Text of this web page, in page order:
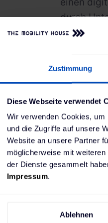
Zustimmung
Diese Webseite verwendet
Wir verwenden Cookies,
und die Zugriffe auf unsere
Website an unsere Partner
möglicherweise mit
der Dienste gesammelt
Impressum.
Ablehnen
durch
Durch
„Viele
der
Grund
Matthias
„ Ziel ist